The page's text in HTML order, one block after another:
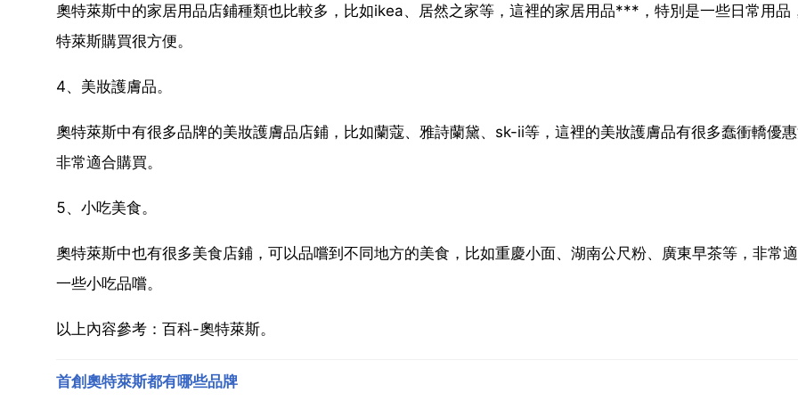
奧特萊斯中的家居用品店鋪種類也比較多，比如ikea、居然之家等，這裡的家居用品***，特別是一些日常用品
特萊斯購買很方便。
4、美妝護膚品。
奧特萊斯中有很多品牌的美妝護膚品店鋪，比如蘭蔻、雅詩蘭黛、sk-ii等，這裡的美妝護膚品有很多蠢衝轎優
非常適合購買。
5、小吃美食。
奧特萊斯中也有很多美食店鋪，可以品嚐到不同地方的美食，比如重慶小面、湖南公尺粉、廣東早茶等，非常
一些小吃品嚐。
以上內容參考：百科-奧特萊斯。
首創奧特萊斯都有哪些品牌